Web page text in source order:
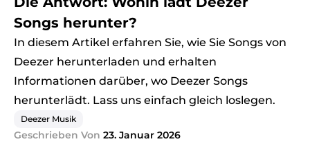
Songs herunter?
In diesem Artikel erfahren Sie, wie Sie Songs von
Deezer herunterladen und erhalten
Informationen darüber, wo Deezer Songs
herunterlädt. Lass uns einfach gleich loslegen.
Deezer Musik
Geschrieben Von 23. Januar 2026